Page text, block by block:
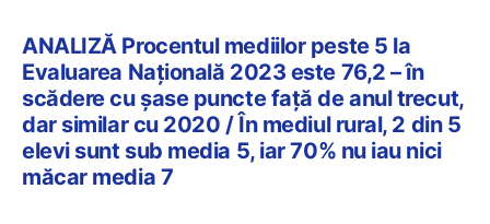
ANALIZĂ Procentul mediilor peste 5 la
Evaluarea Națională 2023 este 76,2 – în
scădere cu șase puncte față de anul trecut,
dar similar cu 2020 / În mediul rural, 2 din 5
elevi sunt sub media 5, iar 70% nu iau nici
măcar media 7